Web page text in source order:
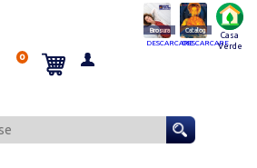
0
Brosura
DESCARCARE
Catalog
DESCARCARE
Casa
Verde